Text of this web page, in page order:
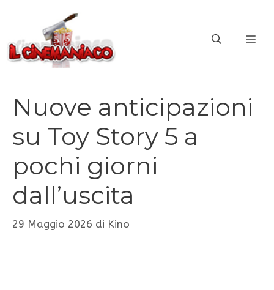
contenuto
Nuove anticipazioni
su Toy Story 5 a
pochi giorni
dall’uscita
29 Maggio 2026 di Kino